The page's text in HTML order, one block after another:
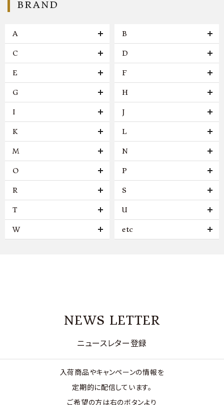
BRAND
A B
C D
E F
G H
I J
K L
M N
O P
R S
T U
W etc
NEWS LETTER
ニュースレター登録
入荷商品やキャンペーンの情報を
定期的に配信しています。
ご希望の方は右のボタンより